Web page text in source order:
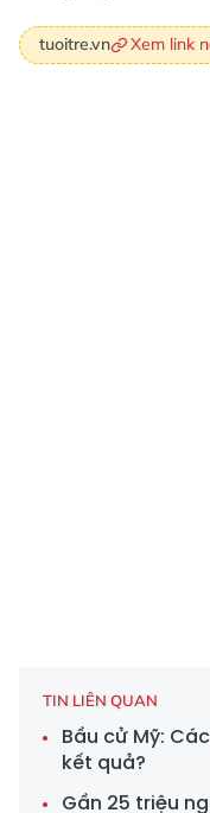
tuoitre.vn Xem link
TIN LIÊN QUAN
Bầu cử Mỹ:
kết quả?
Gần 25 triệu